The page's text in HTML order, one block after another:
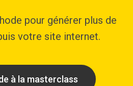
pour générer plus de
votre site internet.
à la masterclass